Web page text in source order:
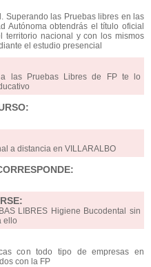
Superando las Pruebas libres en las
Autónoma obtendrás el título oficial
territorio nacional y con los mismos
el estudio presencial
las Pruebas Libres de FP te lo
a distancia en VILLARALBO
LIBRES Higiene Bucodental sin
ello
con todo tipo de empresas en
con la FP